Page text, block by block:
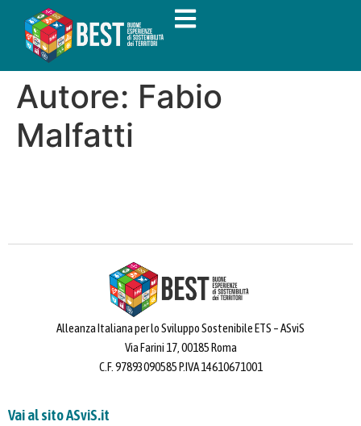
Autore: Fabio
Malfatti
Alleanza Italiana per lo Sviluppo Sostenibile ETS – ASviS
Via Farini 17, 00185 Roma
C.F. 97893090585 P.IVA 14610671001
Vai al sito ASviS.it